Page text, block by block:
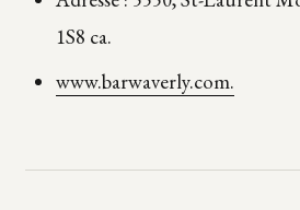
1S8 ca.
www.barwaverly.com.